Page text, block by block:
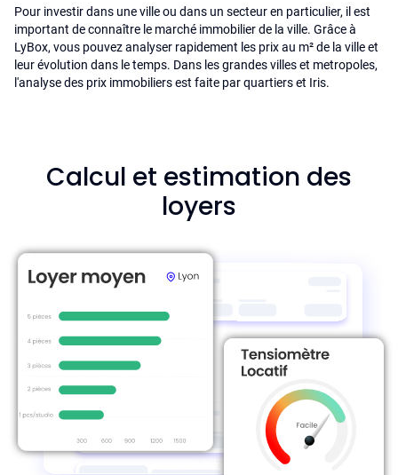
Pour investir dans une ville ou dans un secteur en particulier, il est
important de connaître le marché immobilier de la ville. Grâce à
LyBox, vous pouvez analyser rapidement les prix au m² de la ville et
leur évolution dans le temps. Dans les grandes villes et metropoles,
l'analyse des prix immobiliers est faite par quartiers et Iris.
Calcul et estimation des
loyers